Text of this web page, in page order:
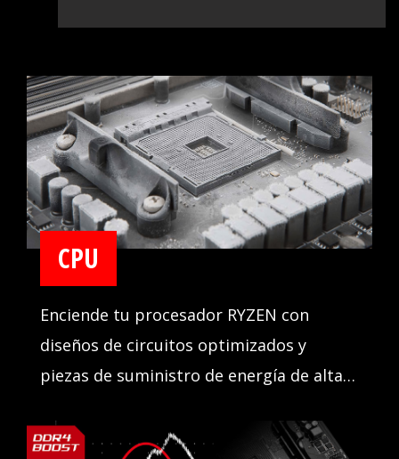
CPU
Enciende tu procesador RYZEN con
diseños de circuitos optimizados y
piezas de suministro de energía de alta
increíblemente estable.